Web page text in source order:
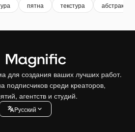
пятна текстура
для создания ваших лучших работ.
подписчиков среди креаторов,
агентств и студий.
Pусский